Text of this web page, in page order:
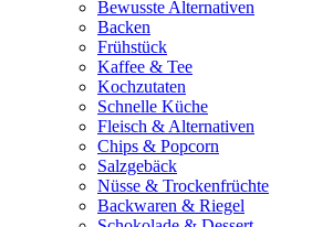
Bewusste Alternativen
Backen
Frühstück
Kaffee & Tee
Kochzutaten
Schnelle Küche
Fleisch & Alternativen
Chips & Popcorn
Salzgebäck
Nüsse & Trockenfrüchte
Backwaren & Riegel